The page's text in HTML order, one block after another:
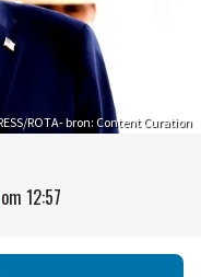
ROTA- bron: Content Curation
om 12:57